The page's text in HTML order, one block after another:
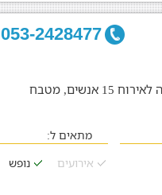
053-2428477
וילה מדהימה המשקיפה לנוף עוצר נשימה וכוללת 4 חדרי שינה לאירוח 15 אנשים, מטבח
מתאים ל:
אירועים
נופש